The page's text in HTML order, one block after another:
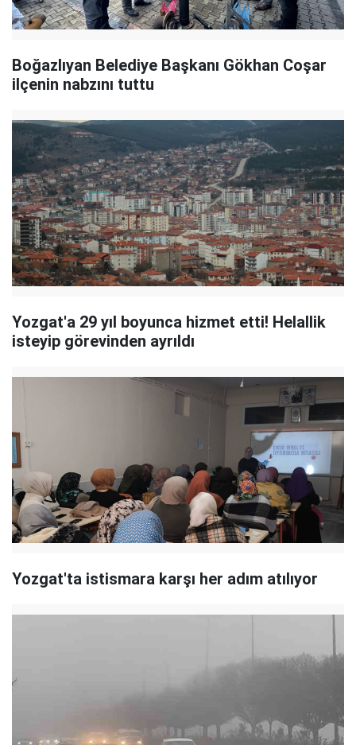
Boğazlıyan Belediye Başkanı Gökhan Coşar
ilçenin nabzını tuttu
Yozgat'a 29 yıl boyunca hizmet etti! Helallik
isteyip görevinden ayrıldı
Yozgat'ta istismara karşı her adım atılıyor